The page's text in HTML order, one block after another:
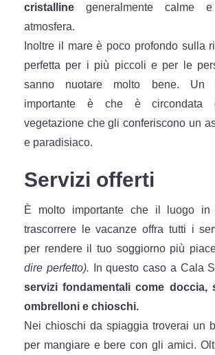
cristalline generalmente calme
atmosfera.
Inoltre il mare è poco profondo sulla
perfetta per i più piccoli e per le
sanno nuotare molto bene. Un
importante è che è
vegetazione che gli conferiscono un
e paradisiaco.
Servizi offerti
È molto importante che il luogo
trascorrere le vacanze offra tutti i
per rendere il tuo soggiorno più
dire perfetto). In questo caso a Cala
servizi fondamentali come doccia,
ombrelloni e chioschi.
Nei chioschi da spiaggia troverai un
per mangiare e bere con gli amici.